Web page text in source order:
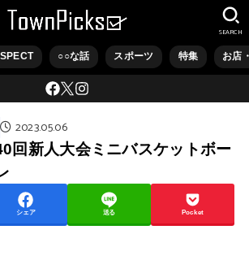
○○な話 スポーツ 特集 お店
SEARCH
2023.05.06
回新人大会ミニバスケットボー
シェア 送る Pocket